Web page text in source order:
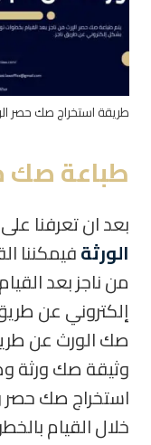
طريقة استخراج صك حصر
طباعة صك
بعد ان تعرفنا على
الورثةفيمكننا
من ناجز بعد
إلكتروني عن
صك الورث عن طريق
وثيقة صك ورثة
استخراج صك حصر
خلال القيام